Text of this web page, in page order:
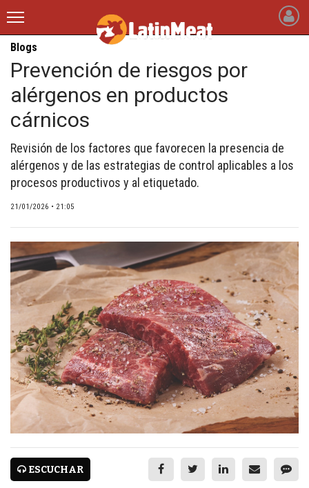
latinmeat
INICIO
NOTICIAS RECIENTES
QUIÉNES SOMOS
BLOGS
ARTÍCULOS
CARNE BOVINA
CARNE PORCINA
CARNE AVÍCOLA
CARNES CON VALOR AGREGADO
NOTICIAS
NUEVOS PRODUCTOS
EVENTOS Y CAPACITACIONES
MARKETPLACE
MEDIA KIT
Blogs
Prevención de riesgos por
alérgenos en productos
cárnicos
Revisión de los factores que favorecen la presencia de
alérgenos y de las estrategias de control aplicables a los
procesos productivos y al etiquetado.
21/01/2026 • 21:05
ESCUCHAR